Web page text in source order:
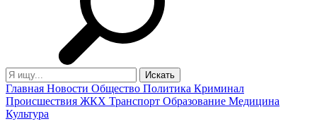
Главная Новости Общество Политика Криминал
Происшествия ЖКХ Транспорт Образование Медицина
Культура